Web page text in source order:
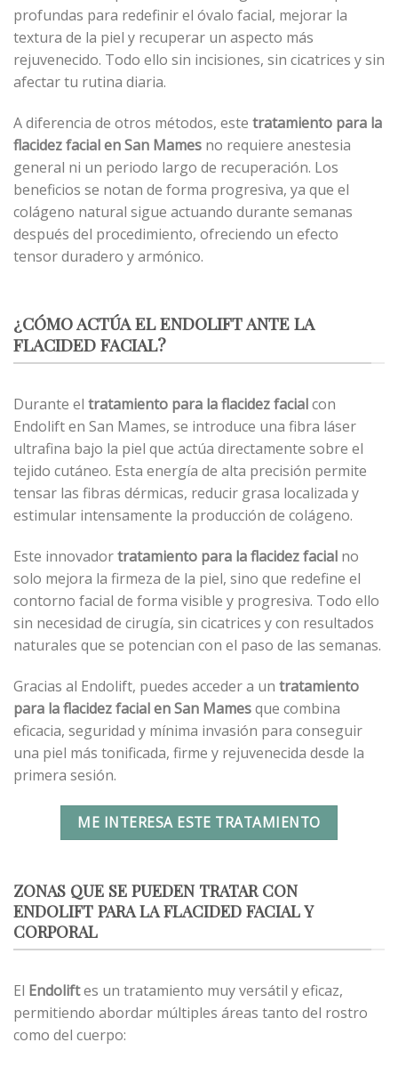
profundas para redefinir el óvalo facial, mejorar la
textura de la piel y recuperar un aspecto más
rejuvenecido. Todo ello sin incisiones, sin cicatrices y sin
afectar tu rutina diaria.
A diferencia de otros métodos, este tratamiento para la
flacidez facial en San Mames no requiere anestesia
general ni un periodo largo de recuperación. Los
beneficios se notan de forma progresiva, ya que el
colágeno natural sigue actuando durante semanas
después del procedimiento, ofreciendo un efecto
tensor duradero y armónico.
¿CÓMO ACTÚA EL ENDOLIFT ANTE LA
FLACIDED FACIAL?
Durante el tratamiento para la flacidez facialcon
Endolift en San Mames, se introduce una fibra láser
ultrafina bajo la piel que actúa directamente sobre el
tejido cutáneo. Esta energía de alta precisión permite
tensar las fibras dérmicas, reducir grasa localizada y
estimular intensamente la producción de colágeno.
Este innovadortratamiento para la flacidez facial no
solo mejora la firmeza de la piel, sino que redefine el
contorno facial de forma visible y progresiva. Todo ello
sin necesidad de cirugía, sin cicatrices y con resultados
naturales que se potencian con el paso de las semanas.
Gracias al Endolift, puedes acceder a un tratamiento
para la flacidez facial en San Mamesque combina
eficacia, seguridad y mínima invasión para conseguir
una piel más tonificada, firme y rejuvenecida desde la
primera sesión.
ME INTERESA ESTE TRATAMIENTO
ZONAS QUE SE PUEDEN TRATAR CON
ENDOLIFT PARA LA FLACIDED FACIAL Y
CORPORAL
El Endoliftes un tratamiento muy versátil y eficaz,
permitiendo abordar múltiples áreas tanto del rostro
como del cuerpo: